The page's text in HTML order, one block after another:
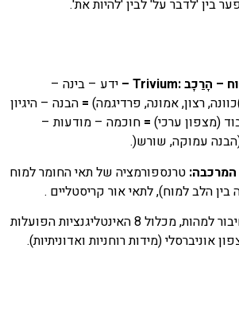
בין 'לדבר על' לבין 'להיות את'.
– הָרַכָב:Trivium –
ידע – בינה –
רצון, אמונה, פרדיגמה) = הבנה – היגיון
(מצפון ערכי) = חוכמה – מודעות –
עמוקה, שורש(.
טרנספורמציה של תאי החומר למוח
בין הלב למוח), לתאי אור קריסטליים .
חיבור למהות, מכלול 8 האינטליגנציות הפועלות
אוניברסלי (מידות רוחניות ואדוניתיות).